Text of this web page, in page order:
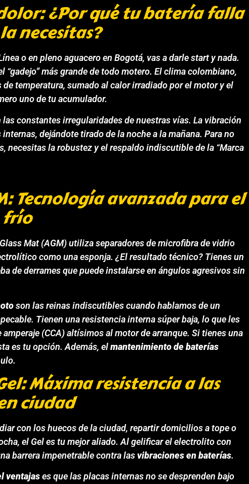
¿Por qué tu batería falla
necesitas?
o en pleno aguacero en Bogotá, vas a darlestart y nada.
“gadejo” más grande de todo motero. El clima colombiano,
temperatura, sumado al calor irradiado por el motor y el
uno de tu acumulador.
constantes irregularidades de nuestras vías. La vibración
dejándote tirado de la noche a la mañana. Para no
necesitas la robustez y el respaldo indiscutible de la “Marca
Tecnología avanzada para el
frío
Mat (AGM) utiliza separadores de microfibra de vidrio
como una esponja. ¿El resultado técnico? Tienes un
de derrames que puede instalarse en ángulos agresivos sin
son las reinas indiscutibles cuando hablamos de un
Tienen una resistencia interna súper baja, lo que les
(CCA) altísimos al motor de arranque. Si tienes una
es tu opción. Además, elmantenimiento de baterías
Máxima resistencia a las
ciudad
con los huecos de la ciudad, repartir domicilios a tope o
el Gel es tu mejor aliado. Al gelificar el electrolito con
barrera impenetrable contra lasvibraciones en baterías.
ventajases que las placas internas no se desprenden bajo